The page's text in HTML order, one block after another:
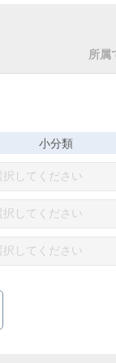
所属
小分類